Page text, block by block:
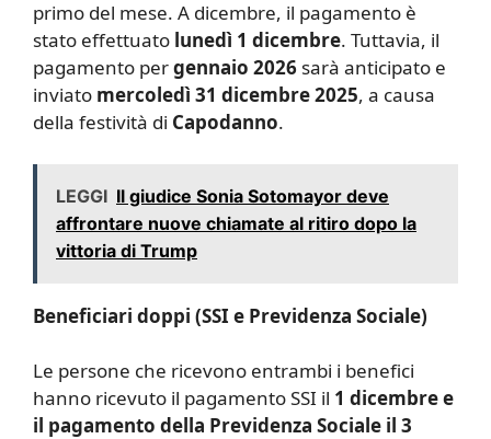
primo del mese. A dicembre, il pagamento è
stato effettuato lunedì 1 dicembre. Tuttavia, il
pagamento pergennaio 2026 sarà anticipato e
inviato mercoledì 31 dicembre 2025, a causa
della festività di Capodanno.
LEGGI Il giudice Sonia Sotomayor deve
affrontare nuove chiamate al ritiro dopo la
vittoria di Trump
Beneficiari doppi (SSI e Previdenza Sociale)
Le persone che ricevono entrambi i benefici
hanno ricevuto il pagamento SSI il 1 dicembre e
il pagamento della Previdenza Sociale il 3